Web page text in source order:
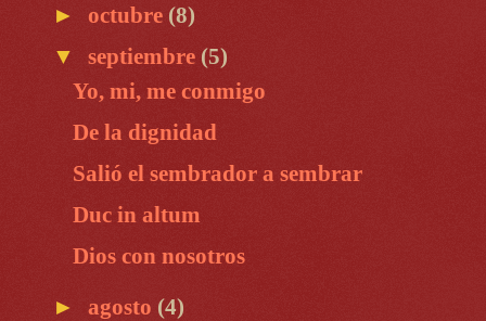
► octubre (8)
▼ septiembre (5)
Yo, mi, me conmigo
De la dignidad
Salió el sembrador a sembrar
Duc in altum
Dios con nosotros
► agosto (4)